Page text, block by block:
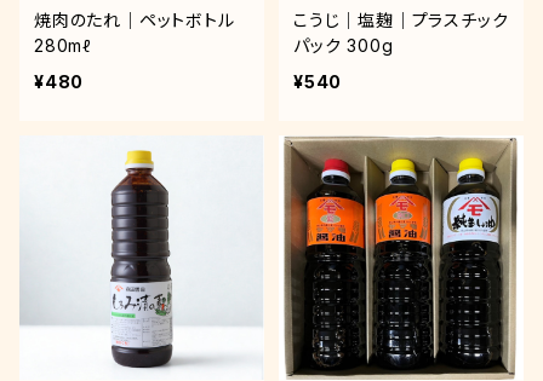
焼肉のたれ｜ペットボトル
280mℓ
¥480
こうじ｜塩麹｜プラスチック
パック 300g
¥540